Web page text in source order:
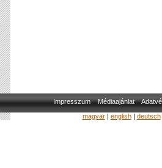
Impresszum Médiaajánlat
magyar| english| deutsch